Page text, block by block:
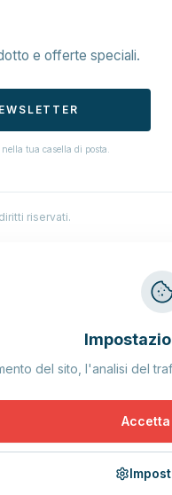
e offerte speciali.
tua casella di posta.
riservati.
del sito, l'analisi del